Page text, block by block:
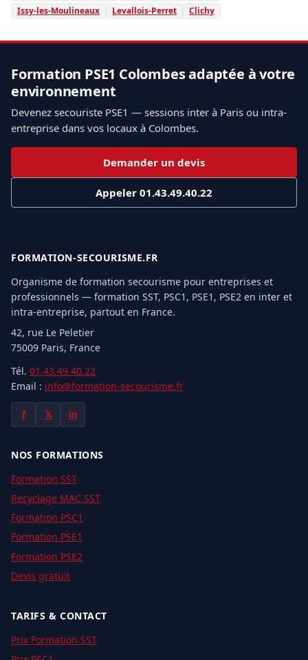
Issy-les-Moulineaux
Levallois-Perret Clichy
Formation PSE1 Colombes adaptée à votre
environnement
Devenez secouriste PSE1 — sessions inter à Paris ou intra-
entreprise dans vos locaux à Colombes.
Demander un devis
Appeler 01.43.49.40.22
FORMATION-SECOURISME.FR
Organisme de formation secourisme pour entreprises et
professionnels — formation SST, PSC1, PSE1, PSE2 en inter et
intra-entreprise, partout en France.
42, rue Le Peletier
75009 Paris, France
Tél. 01.43.49.40.22
Email : info@formation-secourisme.fr
f 𝕏 in
NOS FORMATIONS
Formation SST
Recyclage MAC SST
Formation PSC1
Formation PSE1
Formation PSE2
Devis gratuit
TARIFS & CONTACT
Prix Formation SST